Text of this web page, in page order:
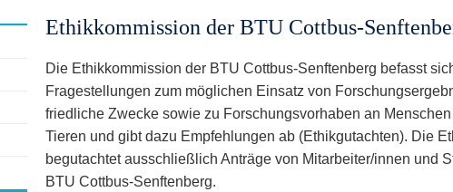
Ethikkommission der BTU Cottbus-
Die Ethikkommission der BTU Cottbus-Senftenberg befasst
Fragestellungen zum möglichen Einsatz von
friedliche Zwecke sowie zu Forschungsvorhaben an
Tieren und gibt dazu Empfehlungen ab (Ethikgutachten). Die
begutachtet ausschließlich Anträge von Mitarbeiter/innen und
BTU Cottbus-Senftenberg.